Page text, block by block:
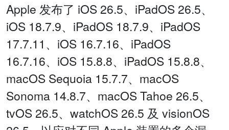
Apple 发布了 iOS 26.5、iPadOS 26.5、
iOS 18.7.9、iPadOS 18.7.9、iPadOS
17.7.11、iOS 16.7.16、iPadOS
16.7.16、iOS 15.8.8、iPadOS 15.8.8、
macOS Sequoia 15.7.7、macOS
Sonoma 14.8.7、macOS Tahoe 26.5、
tvOS 26.5、watchOS 26.5 及 visionOS